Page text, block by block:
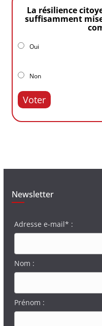
La résilience
suffisamment
Oui
Non
Voter
Newsletter
Adresse e-mail* :
Nom :
Prénom :